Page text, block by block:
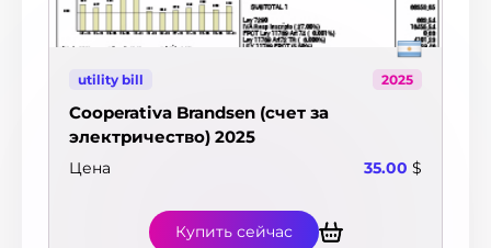
utility bill 2025
Cooperativa Brandsen (счет за
электричество) 2025
Цена 35.00 $
Купить сейчас